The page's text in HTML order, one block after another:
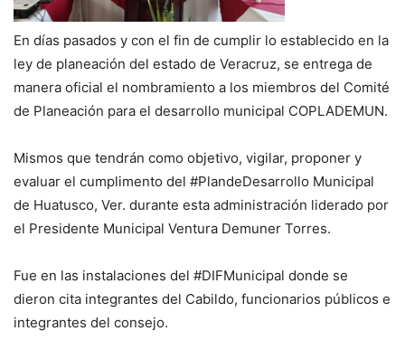
En días pasados y con el fin de cumplir lo establecido en la
ley de planeación del estado de Veracruz, se entrega de
manera oficial el nombramiento a los miembros del Comité
de Planeación para el desarrollo municipal COPLADEMUN.
Mismos que tendrán como objetivo, vigilar, proponer y
evaluar el cumplimento del #PlandeDesarrollo Municipal
de Huatusco, Ver. durante esta administración liderado por
el Presidente Municipal Ventura Demuner Torres.
Fue en las instalaciones del #DIFMunicipal donde se
dieron cita integrantes del Cabildo, funcionarios públicos e
integrantes del consejo.